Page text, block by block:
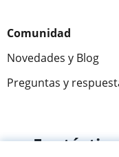
Comunidad
Novedades y Blog
Preguntas y
Fantástica